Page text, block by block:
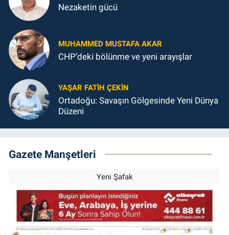
Nezaketin gücü
MUHAMMED MUSTAFA AKAR
CHP’deki bölünme ve yeni arayışlar
YAŞAR FATIH ÇEKIN
Ortadoğu: Savaşın Gölgesinde Yeni Dünya
Düzeni
Gazete Manşetleri
Yeni Şafak